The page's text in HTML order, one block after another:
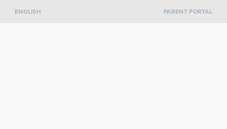
ENGLISH PARENT PORTAL